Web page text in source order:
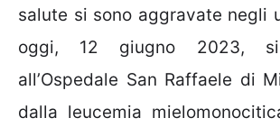
salute si sono aggravate negli
oggi, 12 giugno 2023,
all’Ospedale San Raffaele di
dalla leucemia